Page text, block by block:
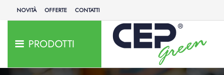
NOVITÀ OFFERTE CONTATTI
PRODOTTI